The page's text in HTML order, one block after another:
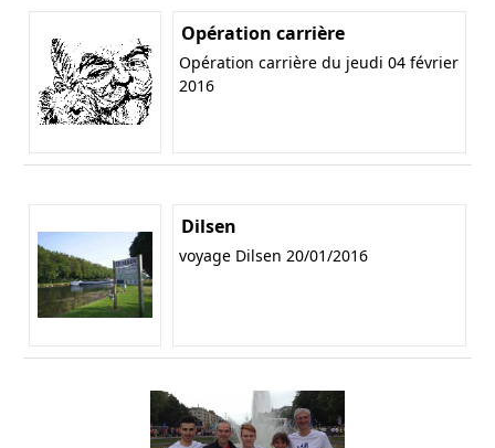
Opération carrière
Opération carrière du jeudi 04 février
2016
Dilsen
voyage Dilsen 20/01/2016